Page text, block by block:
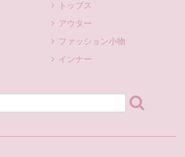
トップス
アウター
ファッション小物
インナー